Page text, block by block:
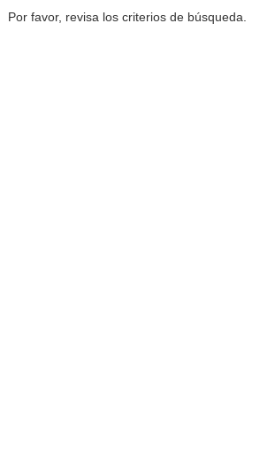
Por favor, revisa los criterios de búsqueda.